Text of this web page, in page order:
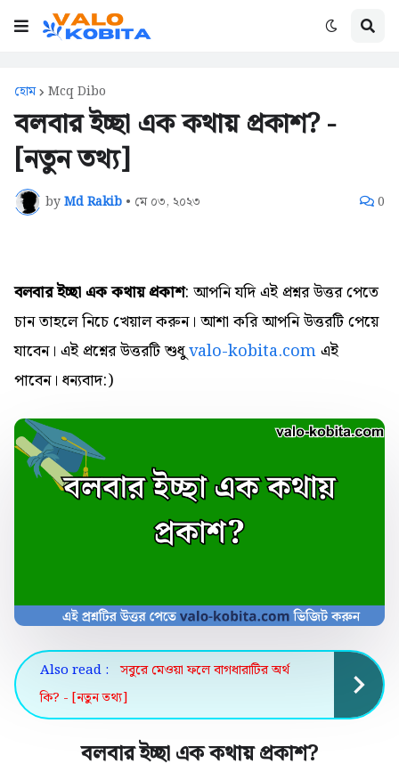
হোম Mcq Dibo
বলবার ইচ্ছা এক কথায় প্রকাশ? -
[নতুন তথ্য]
byMd Rakib • মে ০৩, ২০২৩ 0
বলবার ইচ্ছা এক কথায় প্রকাশ: আপনি যদি এই প্রশ্নর উত্তর পেতে
চান তাহলে নিচে খেয়াল করুন। আশা করি আপনি উত্তরটি পেয়ে
যাবেন। এই প্রশ্নের উত্তরটি শুধুvalo-kobita.comএই
পাবেন। ধন্যবাদ:)
Also read : সবুরে মেওয়া ফলে বাগধারাটির অর্থ
কি? - [নতুন তথ্য]
বলবার ইচ্ছা এক কথায় প্রকাশ?